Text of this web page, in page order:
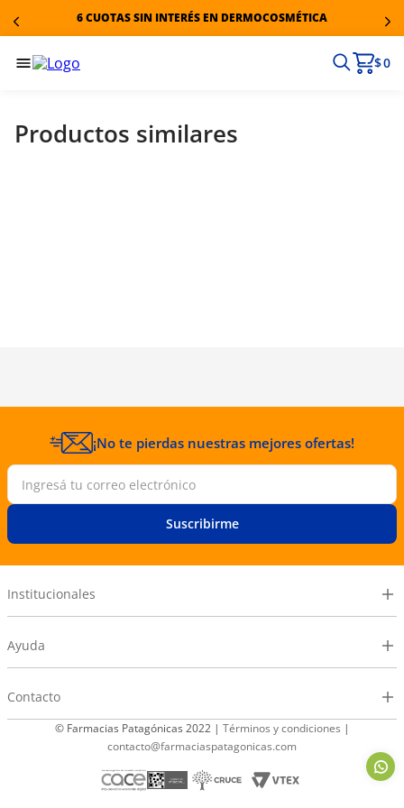
6 CUOTAS SIN INTERÉS EN DERMOCOSMÉTICA
$ 0
Productos similares
¡No te pierdas nuestras mejores ofertas!
Suscribirme
Institucionales
Ayuda
Contacto
© Farmacias Patagónicas 2022 | Términos y condiciones |
contacto@farmaciaspatagonicas.com